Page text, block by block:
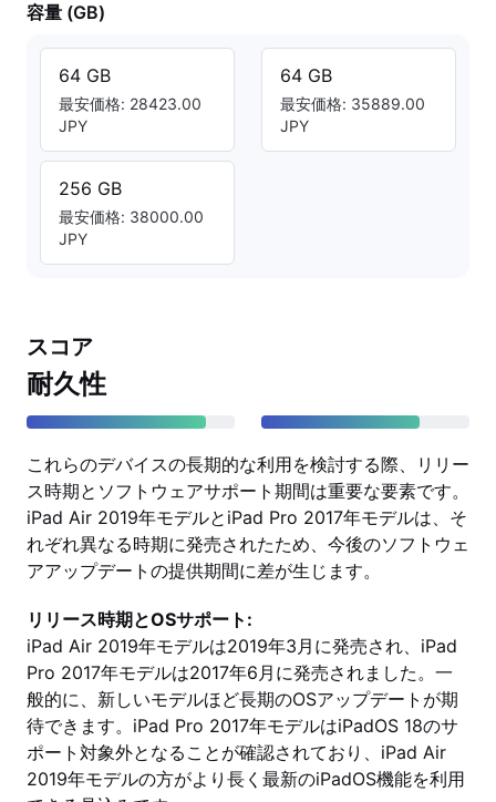
容量 (GB)
64 GB
最安価格: 28423.00
JPY
256 GB
最安価格: 38000.00
JPY
64 GB
最安価格: 35889.00
JPY
スコア
耐久性
これらのデバイスの長期的な利用を検討する際、リリー
ス時期とソフトウェアサポート期間は重要な要素です。
iPad Air 2019年モデルとiPad Pro 2017年モデルは、そ
れぞれ異なる時期に発売されたため、今後のソフトウェ
アアップデートの提供期間に差が生じます。
リリース時期とOSサポート:
iPad Air 2019年モデルは2019年3月に発売され、iPad
Pro 2017年モデルは2017年6月に発売されました。一
般的に、新しいモデルほど長期のOSアップデートが期
待できます。iPad Pro 2017年モデルはiPadOS 18のサ
ポート対象外となることが確認されており、iPad Air
2019年モデルの方がより長く最新のiPadOS機能を利用